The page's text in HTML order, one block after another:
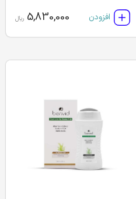
افزودن 5,830,000 ریال